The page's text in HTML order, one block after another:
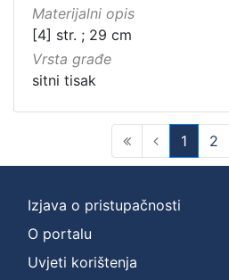
Materijalni opis
[4] str. ; 29 cm
Vrsta građe
sitni tisak
1
(current)
2
Izjava o pristupačnosti
O portalu
Uvjeti korištenja